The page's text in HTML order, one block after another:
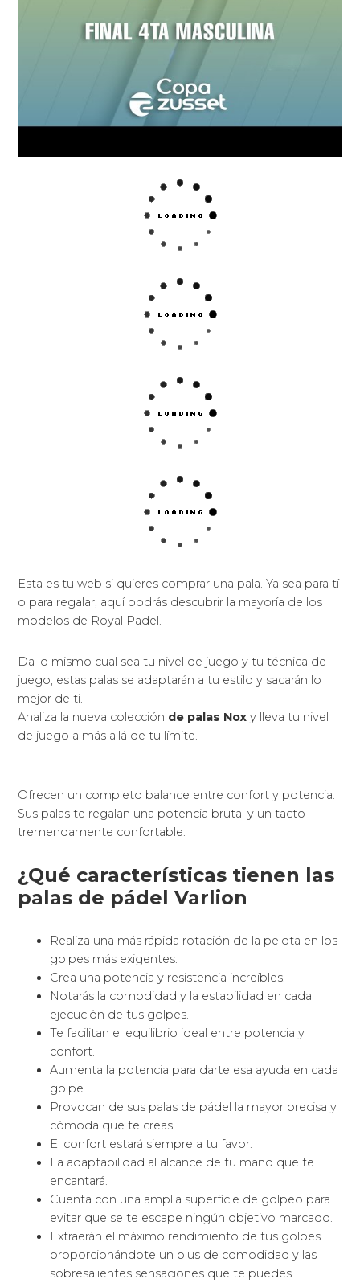
Esta es tu web si quieres comprar una pala. Ya sea para tí
o para regalar, aquí podrás descubrir la mayoría de los
modelos de Royal Padel.
Da lo mismo cual sea tu nivel de juego y tu técnica de
juego, estas palas se adaptarán a tu estilo y sacarán lo
mejor de ti.
Analiza la nueva colección de palas Nox y lleva tu nivel
de juego a más allá de tu límite.
Ofrecen un completo balance entre confort y potencia.
Sus palas te regalan una potencia brutal y un tacto
tremendamente confortable.
¿Qué características tienen las
palas de pádel Varlion
Realiza una más rápida rotación de la pelota en los
golpes más exigentes.
Crea una potencia y resistencia increíbles.
Notarás la comodidad y la estabilidad en cada
ejecución de tus golpes.
Te facilitan el equilibrio ideal entre potencia y
confort.
Aumenta la potencia para darte esa ayuda en cada
golpe.
Provocan de sus palas de pádel la mayor precisa y
cómoda que te creas.
El confort estará siempre a tu favor.
La adaptabilidad al alcance de tu mano que te
encantará.
Cuenta con una amplia superfície de golpeo para
evitar que se te escape ningún objetivo marcado.
Extraerán el máximo rendimiento de tus golpes
proporcionándote un plus de comodidad y las
sobresalientes sensaciones que te puedes